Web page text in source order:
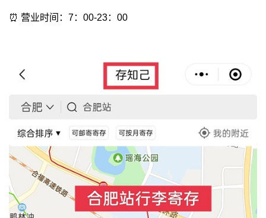
⏰ 营业时间：7：00-23：00